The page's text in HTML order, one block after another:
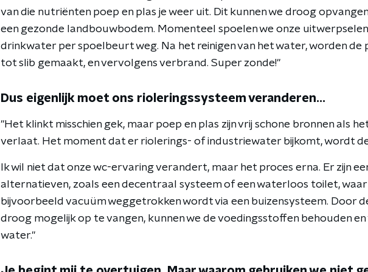
van die nutriënten poep en plas je weer uit. Dit kunnen we droog
een gezonde landbouwbodem. Momenteel spoelen we onze
drinkwater per spoelbeurt weg. Na het reinigen van het water, worden de
tot slib gemaakt, en vervolgens verbrand. Super zonde!"
Dus eigenlijk moet ons rioleringssysteem veranderen...
"Het klinkt misschien gek, maar poep en plas zijn vrij schone bronnen als
verlaat. Het moment dat er riolerings- of industriewater bijkomt, wordt
Ik wil niet dat onze wc-ervaring verandert, maar het proces erna. Er zijn
alternatieven, zoals een decentraal systeem of een waterloos toilet,
bijvoorbeeld vacuüm weggetrokken wordt via een buizensysteem. Door
droog mogelijk op te vangen, kunnen we de voedingsstoffen behouden
water."